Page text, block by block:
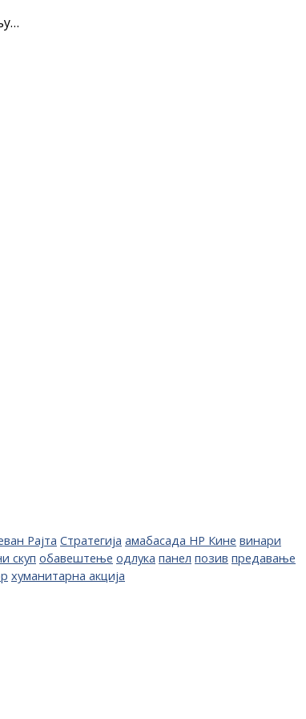
Рајта Стратегија амабасада НР Кине винари
скуп обавештење одлука панел позив предавање
хуманитарна акција